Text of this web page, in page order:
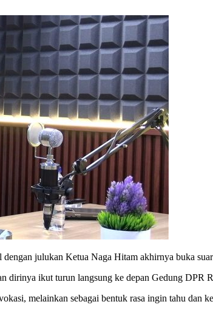
julukan Ketua Naga Hitam akhirnya buka
dirinya ikut turun langsung ke depan Gedung DPR
melainkan sebagai bentuk rasa ingin tahu dan